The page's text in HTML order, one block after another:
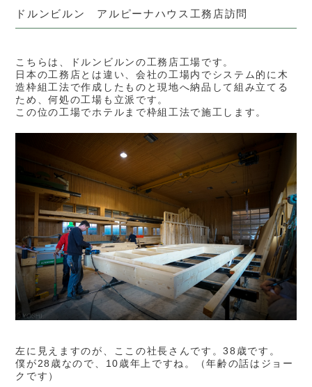
ドルンビルン アルピーナハウス工務店訪問
こちらは、ドルンビルンの工務店工場です。
日本の工務店とは違い、会社の工場内でシステム的に木
造枠組工法で作成したものと現地へ納品して組み立てる
ため、何処の工場も立派です。
この位の工場でホテルまで枠組工法で施工します。
左に見えますのが、ここの社長さんです。38歳です。
僕が28歳なので、10歳年上ですね。（年齢の話はジョー
クです）